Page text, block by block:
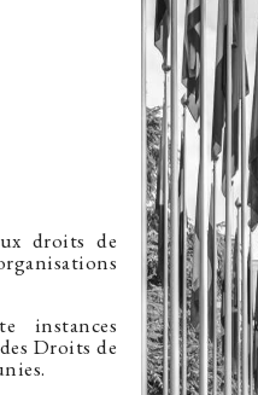
droits de
instances
Droits de